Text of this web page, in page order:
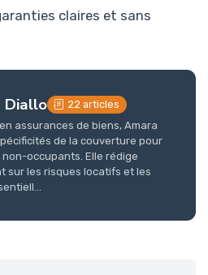
claires et sans
Diallo
22 articles
assurances de biens, Amara
de la couverture pour
occupants. Elle rédige
sur les risques locatifs et les